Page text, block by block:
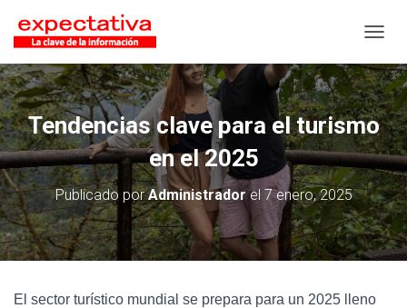
Tendencias clave para el turismo
en el 2025
Publicado porAdministradorel 7 enero, 2025
El sector turístico mundial se prepara para un 2025 lleno